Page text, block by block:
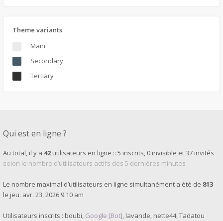
Theme variants
Main
Secondary
Tertiary
Qui est en ligne ?
Au total, il y a 42utilisateurs en ligne :: 5 inscrits, 0 invisible et 37 invités
selon le nombre d’utilisateurs actifs des 5 dernières minutes
Le nombre maximal d’utilisateurs en ligne simultanément a été de 813
le jeu. avr. 23, 2026 9:10 am
Utilisateurs inscrits : boubi, Google [Bot], lavande, nette44,Tadatou